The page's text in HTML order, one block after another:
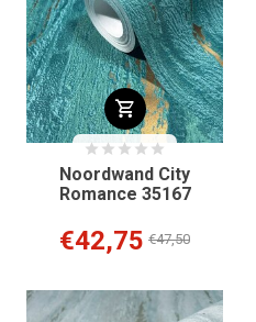
Noordwand City
Romance 35167
€42,75 €47,50